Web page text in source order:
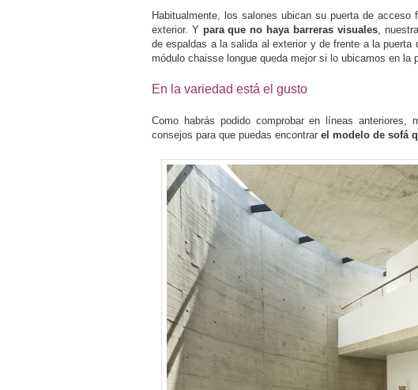
Habitualmente, los salones ubican su puerta de
exterior. Y para que no haya barreras visuales,
de espaldas a la salida al exterior y de frente a la
módulo chaisse longue queda mejor si lo ubicamos en la
En la variedad está el gusto
Como habrás podido comprobar en líneas
consejos para que puedas encontrar el modelo de sofá